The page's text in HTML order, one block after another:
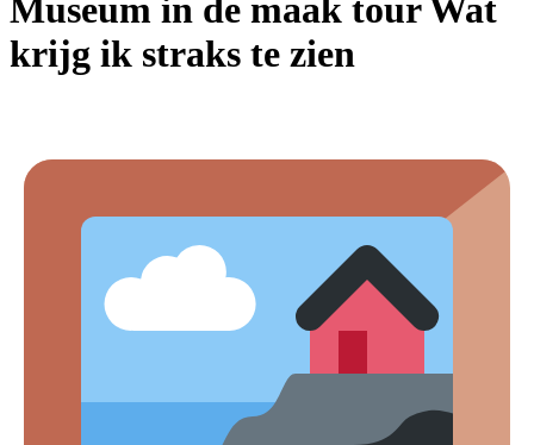
Museum in de maak tour Wat
krijg ik straks te zien